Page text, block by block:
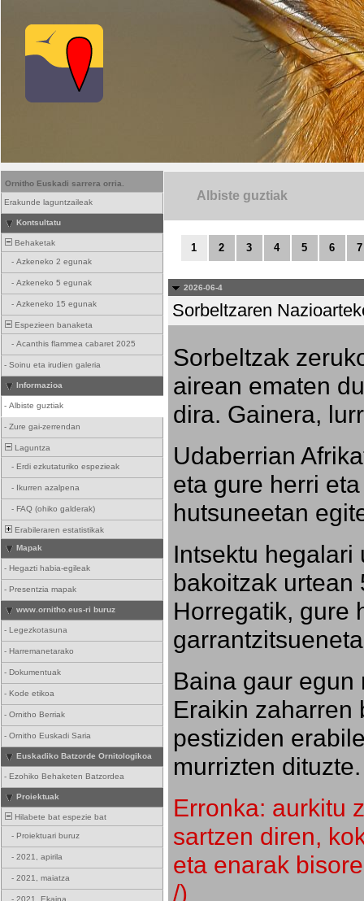
Ornitho Euskadi sarrera orria.
Erakunde laguntzaileak
Kontsultatu
Behaketak
- Azkeneko 2 egunak
- Azkeneko 5 egunak
- Azkeneko 15 egunak
Espezieen banaketa
- Acanthis flammea cabaret 2025
- Soinu eta irudien galeria
Informazioa
- Albiste guztiak
- Zure gai-zerrendan
Laguntza
- Erdi ezkutaturiko espezieak
- Ikurren azalpena
- FAQ (ohiko galderak)
Erabileraren estatistikak
Mapak
- Hegazti habia-egileak
- Presentzia mapak
www.ornitho.eus-ri buruz
- Legezkotasuna
- Harremanetarako
- Dokumentuak
- Kode etikoa
- Ornitho Berriak
- Ornitho Euskadi Saria
Euskadiko Batzorde Ornitologikoa
- Ezohiko Behaketen Batzordea
Proiektuak
Hilabete bat espezie bat
- Proiektuari buruz
- 2021, apirila
- 2021, maiatza
- 2021, Ekaina
Albiste guztiak
1 2 3 4 5 6 7
2026-06-4
Sorbeltzaren
Sorbeltzak
airean ematen
dira. Gainera,
Udaberrian
eta gure herri
hutsuneetan
Intsektu hegalari
bakoitzak urtean
Horregatik, gure
Baina gaur egun
Eraikin zaharren
pestiziden
murrizten dituzte.
Erronka: aurkitu
sartzen diren,
eta enarak
/)